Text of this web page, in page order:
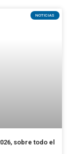
NOTICIAS
sobre todo el